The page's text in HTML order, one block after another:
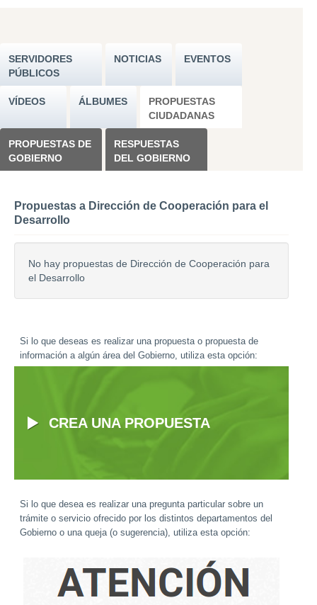
SERVIDORES
PÚBLICOS
NOTICIAS EVENTOS
VÍDEOS ÁLBUMES
PROPUESTAS
CIUDADANAS
PROPUESTAS DE
GOBIERNO
RESPUESTAS
DEL GOBIERNO
Propuestas a Dirección de Cooperación para el
Desarrollo
No hay propuestas de Dirección de Cooperación para
el Desarrollo
Si lo que deseas es realizar una propuesta o propuesta de
información a algún área del Gobierno, utiliza esta opción:
CREA UNA PROPUESTA
Si lo que desea es realizar una pregunta particular sobre un
trámite o servicio ofrecido por los distintos departamentos del
Gobierno o una queja (o sugerencia), utiliza esta opción: